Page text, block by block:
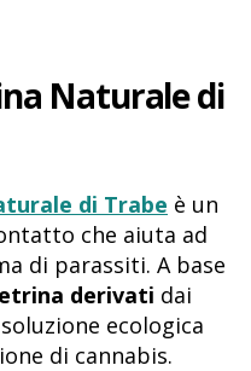
Naturale di
di Trabe è un
che aiuta ad
di parassiti. A base
derivati dai
ecologica
di cannabis.